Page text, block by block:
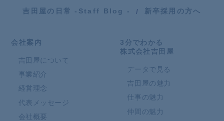
吉田屋の日常 -Staff Blog - 新卒採用の方へ
会社案内
吉田屋について
事業紹介
経営理念
代表メッセージ
会社概要
3分でわかる
株式会社吉田屋
データで見る
吉田屋の魅力
仕事の魅力
仲間の魅力